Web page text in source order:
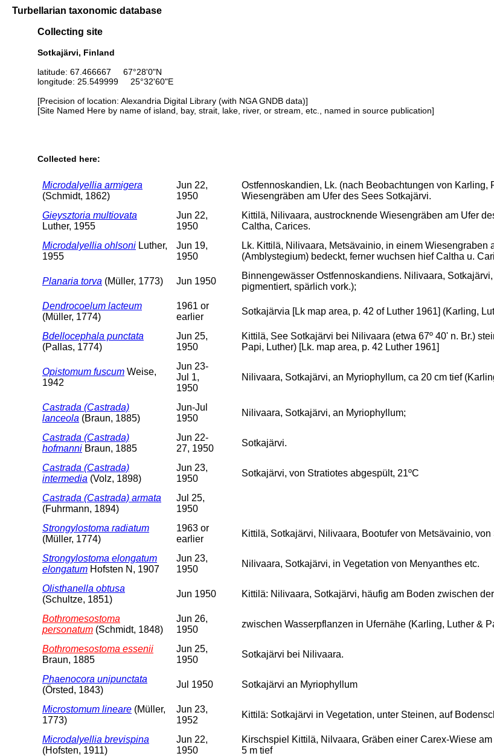
Turbellarian taxonomic database
Collecting site
Sotkajärvi, Finland
latitude: 67.466667 67°28'0"N
longitude: 25.549999 25°32'60"E
[Precision of location: Alexandria Digital Library (with NGA GNDB data)]
[Site Named Here by name of island, bay, strait, lake, river, or stream, etc., named in source publication]
Collected here:
Microdalyellia armigera
(Schmidt, 1862)
Jun 22,
1950
Ostfennoskandien, Lk. (nach Beobachtungen von
Wiesengräben am Ufer des Sees Sotkajärvi.
Gieysztoria multiovata
Luther, 1955
Jun 22,
1950
Kittilä, Nilivaara, austrocknende Wiesengräben am Ufer
Caltha, Carices.
Microdalyellia ohlsoni Luther,
1955
Jun 19,
1950
Lk. Kittilä, Nilivaara, Metsävainio, in einem
(Amblystegium) bedeckt, ferner wuchsen hief Caltha u.
Planaria torva (Müller, 1773) Jun 1950
Binnengewässer Ostfennoskandiens. Nilivaara,
pigmentiert, spärlich vork.);
Dendrocoelum lacteum
(Müller, 1774)
1961 or
earlier
Sotkajärvia [Lk map area, p. 42 of Luther 1961] (Karling,
Bdellocephala punctata
(Pallas, 1774)
Jun 25,
1950
Kittilä, See Sotkajärvi bei Nilivaara (etwa 67º 40' n. Br.)
Papi, Luther) [Lk. map area, p. 42 Luther 1961]
Opistomum fuscum Weise,
1942
Jun 23-
Jul 1,
1950
Nilivaara, Sotkajärvi, an Myriophyllum, ca 20 cm tief
Castrada (Castrada)
lanceola (Braun, 1885)
Jun-Jul
1950
Nilivaara, Sotkajärvi, an Myriophyllum;
Castrada (Castrada)
hofmanni Braun, 1885
Jun 22-
27, 1950
Sotkajärvi.
Castrada (Castrada)
intermedia (Volz, 1898)
Jun 23,
1950
Sotkajärvi, von Stratiotes abgespült, 21ºC
Castrada (Castrada) armata
(Fuhrmann, 1894)
Jul 25,
1950
Strongylostoma radiatum
(Müller, 1774)
1963 or
earlier
Kittilä, Sotkajärvi, Nilivaara, Bootufer von Metsävainio,
Strongylostoma elongatum
elongatum Hofsten N, 1907
Jun 23,
1950
Nilivaara, Sotkajärvi, in Vegetation von Menyanthes etc.
Olisthanella obtusa
(Schultze, 1851)
Jun 1950 Kittilä: Nilivaara, Sotkajärvi, häufig am Boden zwischen
Bothromesostoma
personatum (Schmidt, 1848)
Jun 26,
1950
zwischen Wasserpflanzen in Ufernähe (Karling, Luther &
Bothromesostoma essenii
Braun, 1885
Jun 25,
1950
Sotkajärvi bei Nilivaara.
Phaenocora unipunctata
(Örsted, 1843)
Jul 1950 Sotkajärvi an Myriophyllum
Microstomum lineare (Müller,
1773)
Jun 23,
1952
Kittilä: Sotkajärvi in Vegetation, unter Steinen, auf
Microdalyellia brevispina
(Hofsten, 1911)
Jun 22,
1950
Kirschspiel Kittilä, Nilvaara, Gräben einer Carex-Wiese
5 m tief